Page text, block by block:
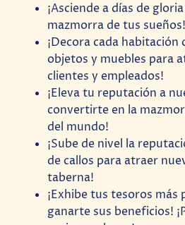
¡Asciende a días de
mazmorra de tus sueños!
¡Decora cada
objetos y muebles para
clientes y empleados!
¡Eleva tu reputación a
convertirte en la
del mundo!
¡Sube de nivel la
de callos para atraer
taberna!
¡Exhibe tus tesoros más
ganarte sus beneficios!